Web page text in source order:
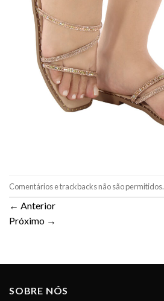
Comentários e trackbacks não são permitidos.
← Anterior
Próximo →
SOBRE NÓS